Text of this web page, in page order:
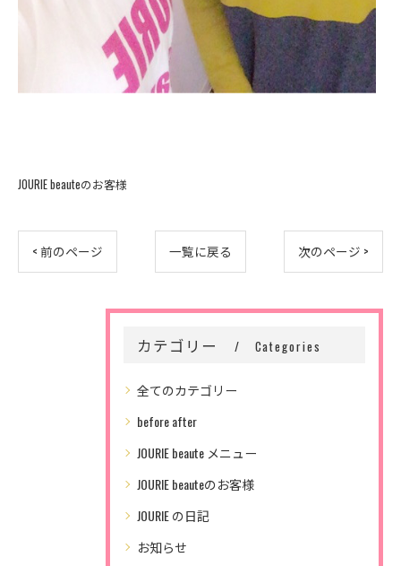
JOURIE beauteのお客様
< 前のページ 一覧に戻る 次のページ >
カテゴリー Categories
全てのカテゴリー
before after
JOURIE beaute メニュー
JOURIE beauteのお客様
JOURIE の日記
お知らせ